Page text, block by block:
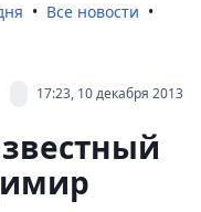
Все новости
17:23, 10 декабря 2013